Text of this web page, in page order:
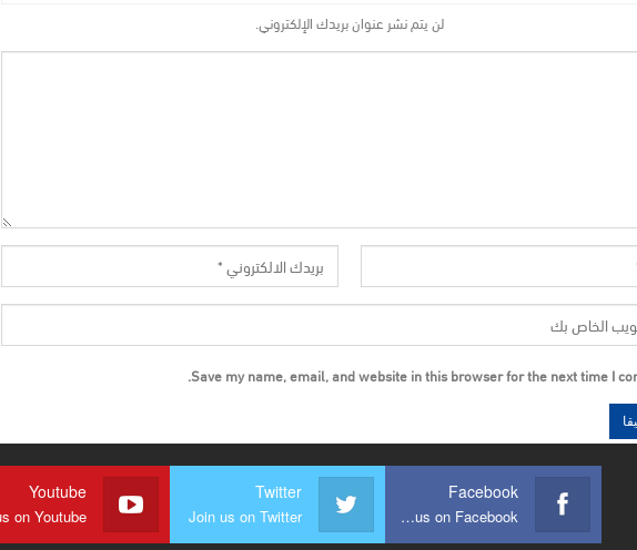
لن يتم نشر عنوان بريدك الإلكتروني.
Save my name, email, and website in this browser for the next time I
Facebook
Join us on Facebook
Twitter
Join us on Twitter
Youtube